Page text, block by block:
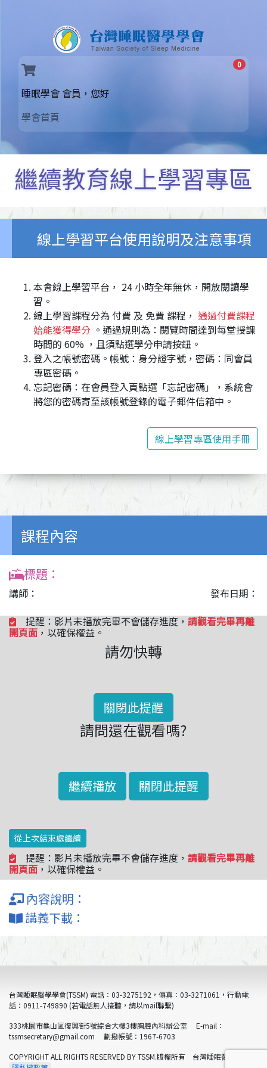
0
睡眠學會 會員，您好
學會首頁
繼續教育線上學習專區
線上學習平台使用說明及注意事項
本會線上學習平台， 24 小時全年無休，開放閱讀學
習。
線上學習課程分為 付費 及 免費 課程， 通過付費課程
始能獲得學分 。通過規則為：閱覽時間達到每堂授課
時間的 60% ，且須點選學分申請按鈕。
登入之帳號密碼。帳號：身分證字號，密碼：同會員
專區密碼。
忘記密碼：在會員登入頁點選「忘記密碼」，系統會
將您的密碼寄至該帳號登錄的電子郵件信箱中。
線上學習專區使用手冊
課程內容
標題：
講師：
發布日期：
提醒：影片未播放完畢不會儲存進度， 請觀看完畢再離
開頁面 ，以確保權益。
請勿快轉
關閉此提醒
請問還在觀看嗎?
繼續播放 關閉此提醒
從上次結束處繼續
提醒：影片未播放完畢不會儲存進度， 請觀看完畢再離
開頁面 ，以確保權益。
內容說明：
講義下載：
台灣睡眠醫學學會(TSSM) 電話：03-3275192，傳真：03-3271061，行動電
話：0911-749890 (若電話無人接聽，請以mail聯繫)
333桃園市龜山區復興街5號綜合大樓3樓胸腔內科辦公室 E-mail：
tssmsecretary@gmail.com 劃撥帳號：1967-6703
COPYRIGHT ALL RIGHTS RESERVED BY TSSM.版權所有 台灣睡眠醫學學會